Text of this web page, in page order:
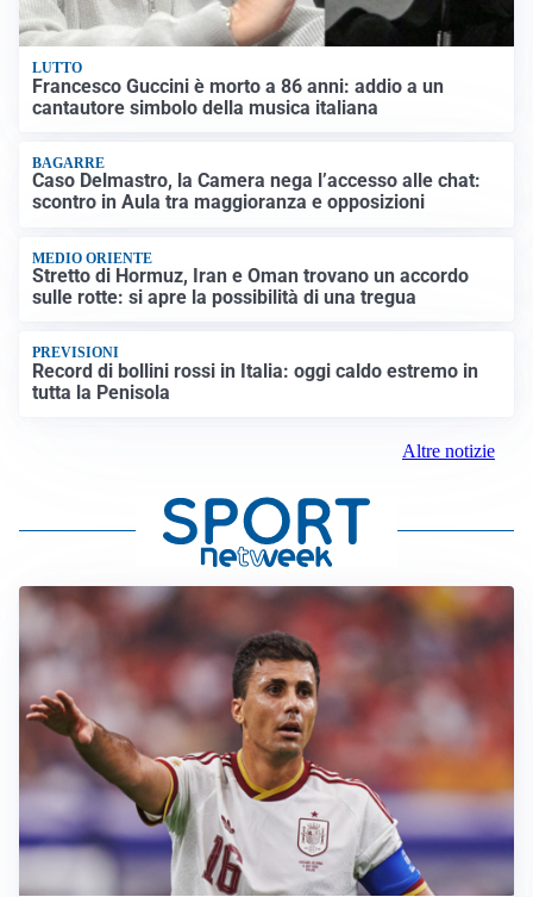
LUTTO
Francesco Guccini è morto a 86 anni: addio a un
cantautore simbolo della musica italiana
BAGARRE
Caso Delmastro, la Camera nega l’accesso alle chat:
scontro in Aula tra maggioranza e opposizioni
MEDIO ORIENTE
Stretto di Hormuz, Iran e Oman trovano un accordo
sulle rotte: si apre la possibilità di una tregua
PREVISIONI
Record di bollini rossi in Italia: oggi caldo estremo in
tutta la Penisola
Altre notizie